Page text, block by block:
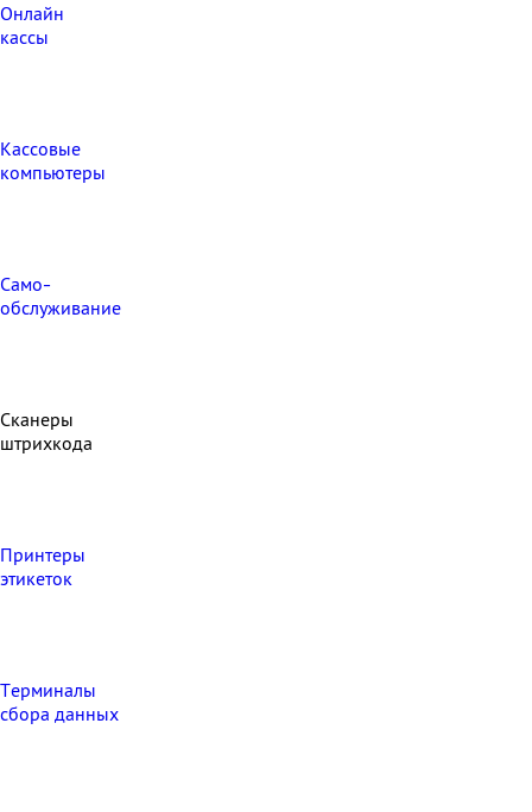
Онлайн
кассы
Кассовые
компьютеры
Само-
обслуживание
Сканеры
штрихкода
Принтеры
этикеток
Терминалы
сбора данных